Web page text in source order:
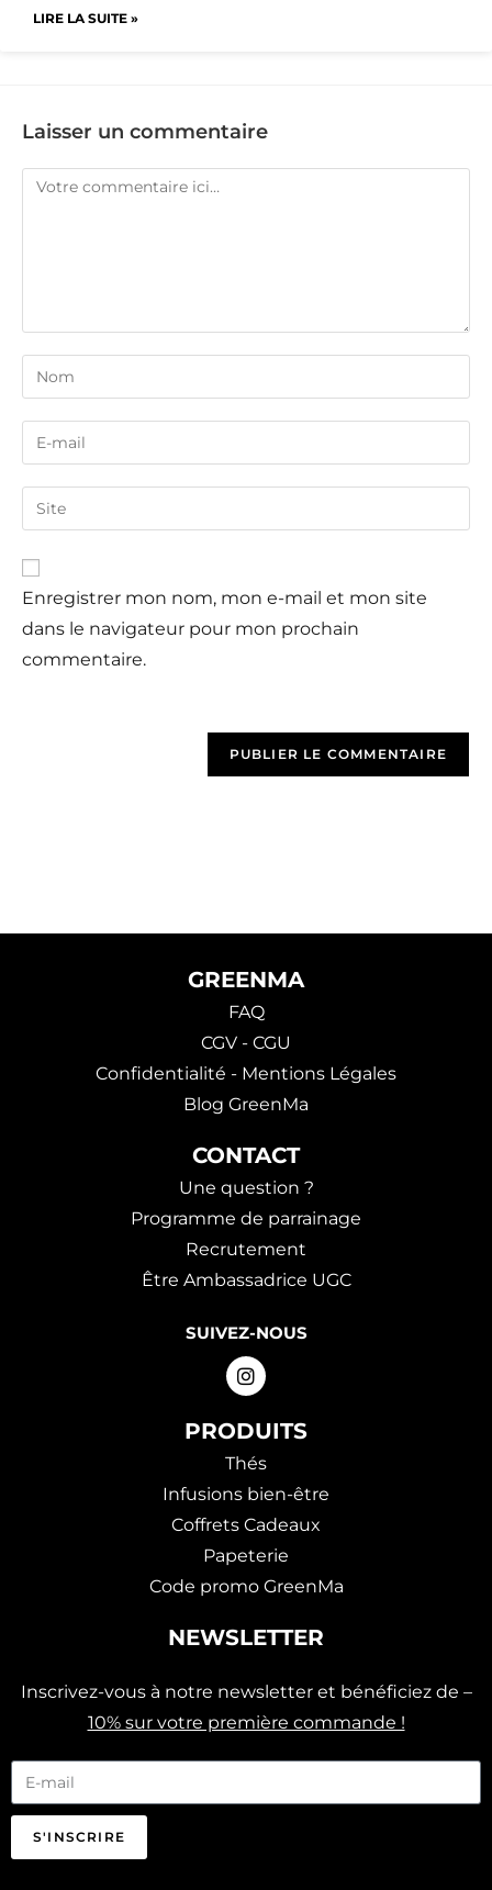
LIRE LA SUITE »
Laisser un commentaire
Enregistrer mon nom, mon e-mail et mon site
dans le navigateur pour mon prochain
commentaire.
GREENMA
FAQ
CGV - CGU
Confidentialité - Mentions Légales
Blog GreenMa
CONTACT
Une question ?
Programme de parrainage
Recrutement
Être Ambassadrice UGC
SUIVEZ-NOUS
PRODUITS
Thés
Infusions bien-être
Coffrets Cadeaux
Papeterie
Code promo GreenMa
NEWSLETTER
Inscrivez-vous à notre newsletter et bénéficiez de –
10% sur votre première commande !
S'INSCRIRE